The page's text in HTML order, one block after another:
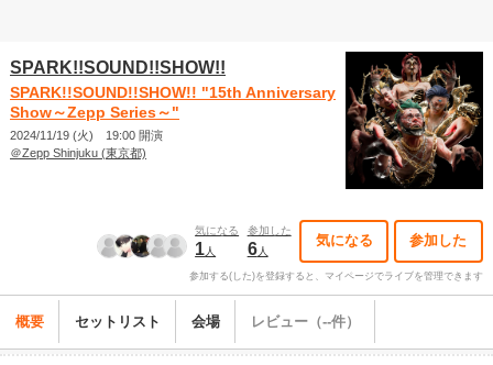
SPARK!!SOUND!!SHOW!!
SPARK!!SOUND!!SHOW!! "15th Anniversary
Show～Zepp Series～"
2024/11/19 (火) 19:00 開演
＠Zepp Shinjuku (東京都)
気になる
1人
参加した
6人
気になる 参加した
参加する(した)を登録すると、マイページでライブを管理できます
概要 セットリスト 会場 レビュー（--件）